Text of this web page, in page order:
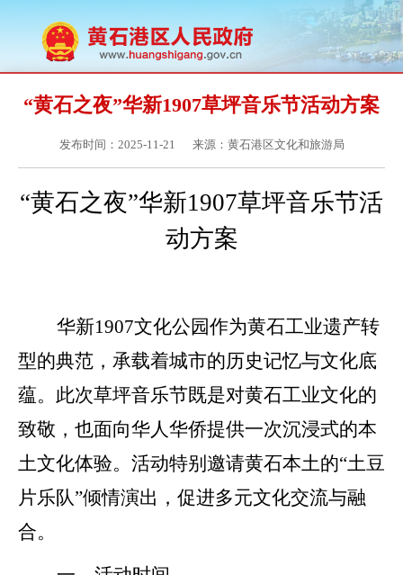
“黄石之夜”华新1907草坪音乐节活动方案
发布时间：2025-11-21 来源：黄石港区文化和旅游局
“黄石之夜”华新1907草坪音乐节活
动方案
华新1907文化公园作为黄石工业遗产转
型的典范，承载着城市的历史记忆与文化底
蕴。此次草坪音乐节既是对黄石工业文化的
致敬，也面向华人华侨提供一次沉浸式的本
土文化体验。活动特别邀请黄石本土的“土豆
片乐队”倾情演出，促进多元文化交流与融
合。